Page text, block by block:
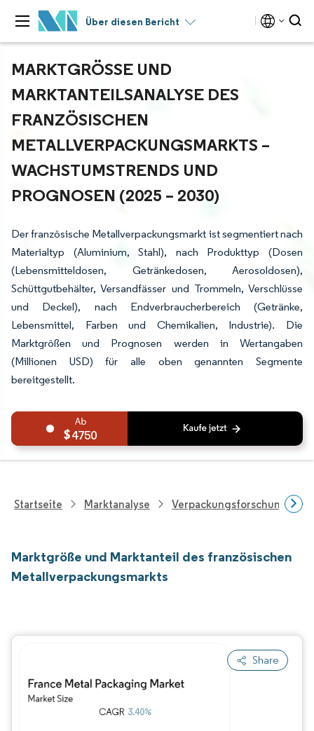
Über diesen Bericht
MARKTGRÖSSE UND M
ARKTANTEILSANALYSE DES F
RANZÖSISCHEN M
ETALLVERPACKUNGSMARKTS – W
ACHSTUMSTRENDS UND P
ROGNOSEN (2025 – 2030)
Der französische Metallverpackungsmarkt ist segmentiert nach
Materialtyp (Aluminium, Stahl), nach Produkttyp (Dosen
(Lebensmitteldosen, Getränkedosen, Aerosoldosen),
Schüttgutbehälter, Versandfässer und Trommeln, Verschlüsse
und Deckel), nach Endverbraucherbereich (Getränke,
Lebensmittel, Farben und Chemikalien, Industrie). Die
Marktgrößen und Prognosen werden in Wertangaben
(Millionen USD) für alle oben genannten Segmente
bereitgestellt.
4750
Startseite Marktanalyse Verpackungsforschung
Marktgröße und Marktanteil des französischen
Metallverpackungsmarkts
Share